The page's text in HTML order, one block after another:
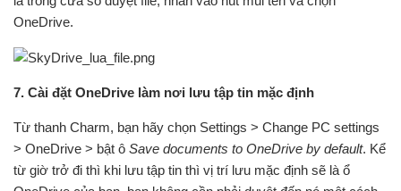
OneDrive.
7. Cài đặt OneDrive làm nơi lưu tập tin mặc định
Từ thanh Charm, bạn hãy chọn Settings > Change PC settings
> OneDrive > bật ô Save documents to OneDrive by default. Kể
từ giờ trở đi thì khi lưu tập tin thì vị trí lưu mặc định sẽ là ổ